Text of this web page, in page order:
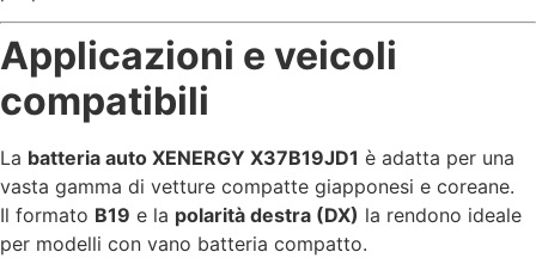
Applicazioni e veicoli
compatibili
La batteria auto XENERGY X37B19JD1 è adatta per una
vasta gamma di vetture compatte giapponesi e coreane.
Il formato B19 e la polarità destra (DX) la rendono ideale
per modelli con vano batteria compatto.